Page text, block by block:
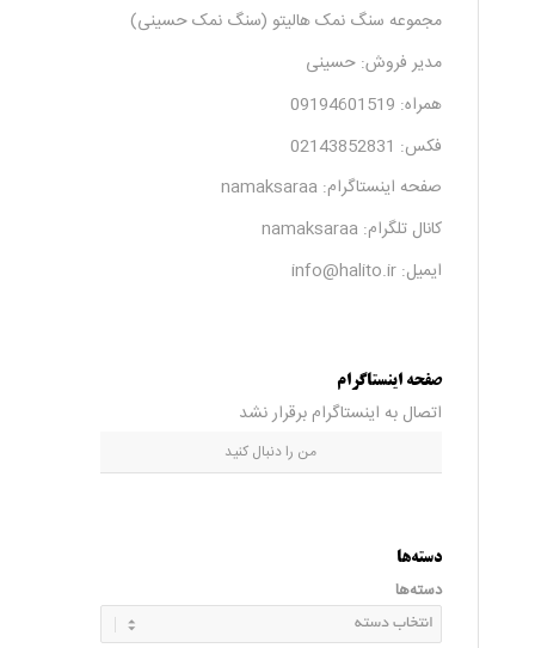
مجموعه سنگ نمک هالیتو (سنگ نمک حسینی)
مدیر فروش: حسینی
همراه: 09194601519
فکس: 02143852831
صفحه اینستاگرام: namaksaraa
کانال تلگرام: namaksaraa
ایمیل: info@halito.ir
صفحه اینستاگرام
اتصال به اینستاگرام برقرار نشد
من را دنبال کنید
دسته‌ها
دسته‌ها